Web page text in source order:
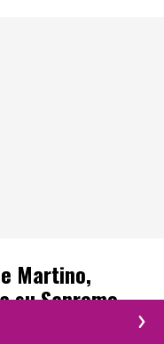
Martino,
su Sanremo